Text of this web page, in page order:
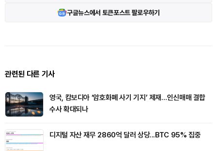
구글뉴스에서 토큰포스트 팔로우하기
관련된 다른 기사
영국, 캄보디아 ‘암호화폐 사기 기지’ 제재…인신매매 결합
수사 확대되나
디지털 자산 재무 2860억 달러 상당...BTC 95% 집중